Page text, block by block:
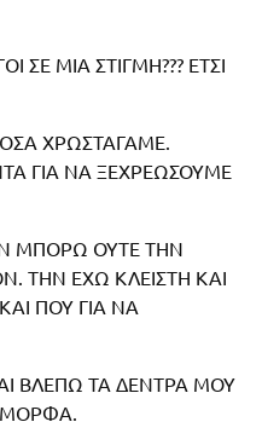
ΣΕ ΜΙΑ ΣΤΙΓΜΗ??? ΕΤΣΙ
ΧΡΩΣΤΑΓΑΜΕ.
ΓΙΑ ΝΑ ΞΕΧΡΕΩΣΟΥΜΕ
ΜΠΟΡΩ ΟΥΤΕ ΤΗΝ
ΤΗΝ ΕΧΩ ΚΛΕΙΣΤΗ ΚΑΙ
ΠΟΥ ΓΙΑ ΝΑ
ΒΛΕΠΩ ΤΑ ΔΕΝΤΡΑ ΜΟΥ